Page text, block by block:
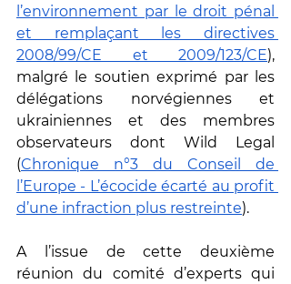
l’environnement par le droit pénal
et remplaçant les directives
2008/99/CE et 2009/123/CE),
malgré le soutien exprimé par les
délégations norvégiennes et
ukrainiennes et des membres
observateurs dont Wild Legal
(Chronique n°3 du Conseil de
l’Europe - L’écocide écarté au profit
d’une infraction plus restreinte).
A l’issue de cette deuxième
réunion du comité d’experts qui